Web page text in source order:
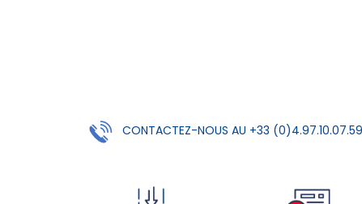
CONTACTEZ-NOUS AU +33 (0)4.97.10.07.59